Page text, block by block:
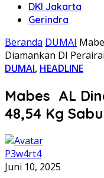
DKI Jakarta
Gerindra
Beranda DUMAI
Diamankan DI
DUMAI, HEADLINE
Mabes AL
48,54 Kg
P3w4rt4
Juni 10, 2025